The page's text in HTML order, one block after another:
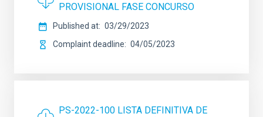
PROVISIONAL FASE CONCURSO
Published at
03/29/2023
Complaint deadline
04/05/2023
PS-2022-100 LISTA DEFINITIVA DE